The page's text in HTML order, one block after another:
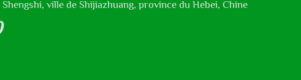
ville de Shijiazhuang, province du Hebei, Chine